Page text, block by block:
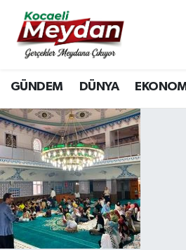
GÜNDEM DÜNYA
Nöbetçi Eczaneler
Hava Durumu
Trafik Durumu
Süper Lig Puan Durumu ve
Tüm Manşetler
Son Dakika Haberleri